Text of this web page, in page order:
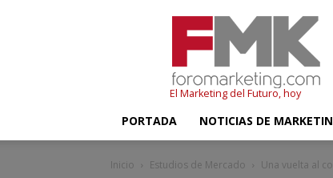
El Marketing del Futuro, hoy
PORTADA NOTICIAS DE
Inicio Estudios de Mercado Una vuelta al